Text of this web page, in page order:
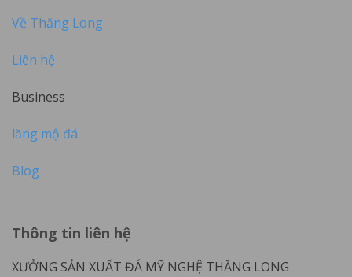
Về Thăng Long
Liên hệ
Business
lăng mộ đá
Blog
Thông tin liên hệ
XƯỞNG SẢN XUẤT ĐÁ MỸ NGHỆ THĂNG LONG